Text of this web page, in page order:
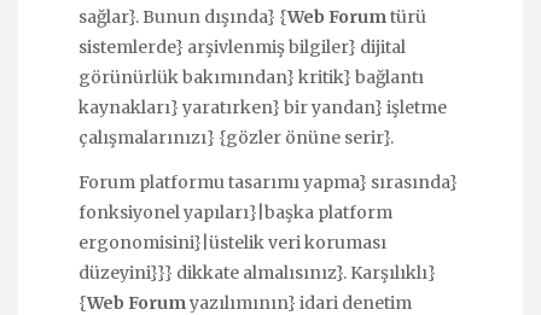
sağlar}. Bunun dışında} {Web Forumtürü
sistemlerde} arşivlenmiş bilgiler} dijital
görünürlük bakımından} kritik} bağlantı
kaynakları} yaratırken} bir yandan} işletme
çalışmalarınızı} {gözler önüne serir}.
Forum platformu tasarımı yapma} sırasında}
fonksiyonel yapıları}|başka platform
ergonomisini}|üstelik veri koruması
düzeyini}}} dikkate almalısınız}. Karşılıklı}
{Web Forum yazılımının} idari denetim